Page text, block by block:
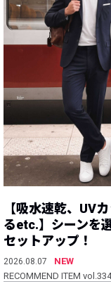
【吸水速乾、UV
るetc.】シーンを
セットアップ！
2026.08.07
NEW
RECOMMEND ITEM vol.334